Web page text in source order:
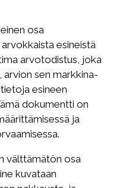
osa
esineistä
arvotodistus, joka
arvion sen markkina-
esineen
dokumentti on
ja
välttämätön osa
kuvataan